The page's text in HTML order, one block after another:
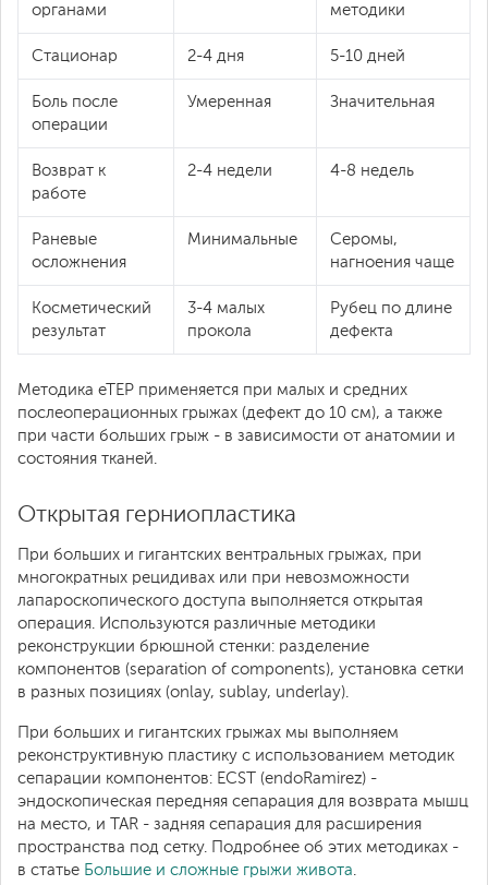
органами
методики
Стационар 2-4 дня 5-10 дней
Боль после
операции
Умеренная Значительная
Возврат к
работе
2-4 недели 4-8 недель
Раневые
осложнения
Минимальные
Серомы,
нагноения чаще
Косметический
результат
3-4 малых
прокола
Рубец по длине
дефекта
Методика eTEP применяется при малых и средних
послеоперационных грыжах (дефект до 10 см), а также
при части больших грыж - в зависимости от анатомии и
состояния тканей.
Открытая герниопластика
При больших и гигантских вентральных грыжах, при
многократных рецидивах или при невозможности
лапароскопического доступа выполняется открытая
операция. Используются различные методики
реконструкции брюшной стенки: разделение
компонентов (separation of components), установка сетки
в разных позициях (onlay, sublay, underlay).
При больших и гигантских грыжах мы выполняем
реконструктивную пластику с использованием методик
сепарации компонентов: ECST (endoRamirez) -
эндоскопическая передняя сепарация для возврата мышц
на место, и TAR - задняя сепарация для расширения
пространства под сетку. Подробнее об этих методиках -
в статье Большие и сложные грыжи живота